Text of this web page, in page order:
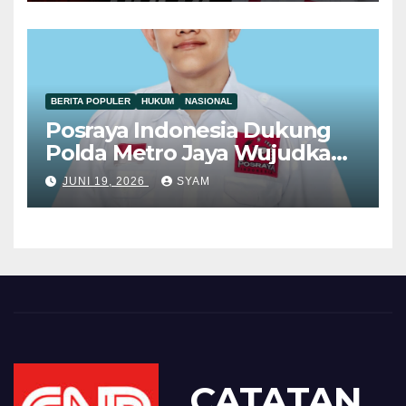
BERITA POPULER HUKUM NASIONAL
Posraya Indonesia Dukung
Polda Metro Jaya Wujudkan
Penegakan Hukum yang
Berkeadilan
JUNI 19, 2026 SYAM